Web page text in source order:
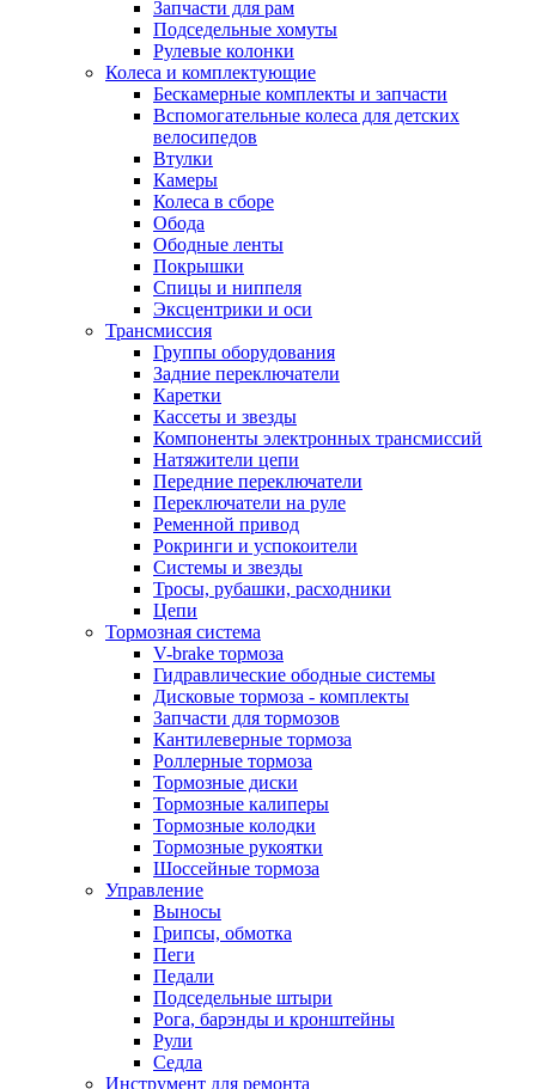
Запчасти для рам
Подседельные хомуты
Рулевые колонки
Колеса и комплектующие
Бескамерные комплекты и запчасти
Вспомогательные колеса для детских
велосипедов
Втулки
Камеры
Колеса в сборе
Обода
Ободные ленты
Покрышки
Спицы и ниппеля
Эксцентрики и оси
Трансмиссия
Группы оборудования
Задние переключатели
Каретки
Кассеты и звезды
Компоненты электронных трансмиссий
Натяжители цепи
Передние переключатели
Переключатели на руле
Ременной привод
Рокринги и успокоители
Системы и звезды
Тросы, рубашки, расходники
Цепи
Тормозная система
V-brake тормоза
Гидравлические ободные системы
Дисковые тормоза - комплекты
Запчасти для тормозов
Кантилеверные тормоза
Роллерные тормоза
Тормозные диски
Тормозные калиперы
Тормозные колодки
Тормозные рукоятки
Шоссейные тормоза
Управление
Выносы
Грипсы, обмотка
Пеги
Педали
Подседельные штыри
Рога, барэнды и кронштейны
Рули
Седла
Инструмент для ремонта